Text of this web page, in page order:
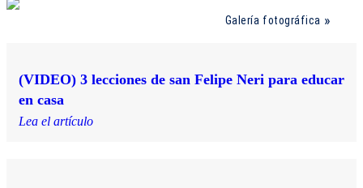
Galería fotográfica
(VIDEO) 3 lecciones de san Felipe Neri para educar
en casa
Lea el artículo